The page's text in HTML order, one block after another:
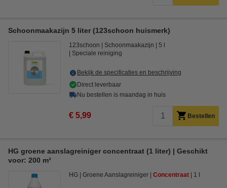
Schoonmaakazijn 5 liter (123schoon huismerk)
123schoon Schoonmaakazijn
5 l
Speciale reiniging
Bekijk de specificaties en beschrijving
Direct leverbaar
Nu bestellen is maandag in huis
€ 5,99 Bestellen
HG groene aanslagreiniger concentraat (1 liter) | Geschikt
voor: 200 m²
HG Groene Aanslagreiniger Concentraat 1 l